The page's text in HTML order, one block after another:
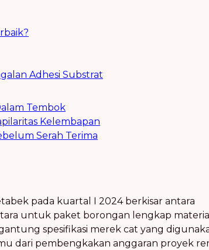
Adhesi Substrat
Tembok
Kelembapan
Serah Terima
pada kuartal I 2024 berkisar antara
untuk paket borongan lengkap
spesifikasi merek cat yang
dari pembengkakan anggaran proyek